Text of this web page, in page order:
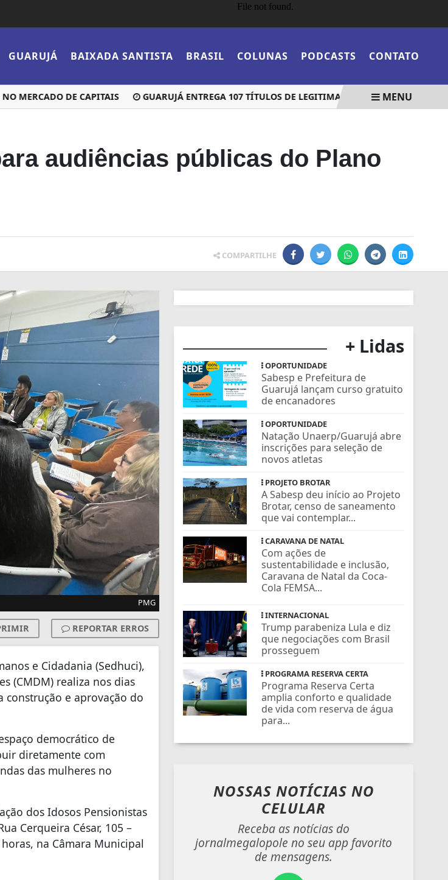
GUARUJÁ BAIXADA SANTISTA BRASIL COLUNAS PODCASTS CONTATO
MERCADO DE CAPITAIS GUARUJÁ ENTREGA 107 TÍTULOS DE LEGITIMAÇÃO FUNDIÁRIA NA VILA
MENU
audiências públicas do Plano
COMPARTILHE
PMG
REPORTAR ERROS
e Cidadania (Sedhuci),
(CMDM) realiza nos dias
construção e aprovação do
democrático de
diretamente com
das mulheres no
dos Idosos Pensionistas
Cerqueira César, 105 –
na Câmara Municipal
+ Lidas
OPORTUNIDADE
Sabesp e Prefeitura de
Guarujá lançam curso gratuito
de encanadores
OPORTUNIDADE
Natação Unaerp/Guarujá abre
inscrições para seleção de
novos atletas
PROJETO BROTAR
A Sabesp deu início ao Projeto
Brotar, censo de saneamento
que vai contemplar...
CARAVANA DE NATAL
Com ações de
sustentabilidade e inclusão,
Caravana de Natal da Coca-
Cola FEMSA...
INTERNACIONAL
Trump parabeniza Lula e diz
que negociações com Brasil
prosseguem
PROGRAMA RESERVA CERTA
Programa Reserva Certa
amplia conforto e qualidade
de vida com reserva de água
para...
NOSSAS NOTÍCIAS NO
CELULAR
Receba as notícias do
jornalmegalopole no seu app favorito
de mensagens.